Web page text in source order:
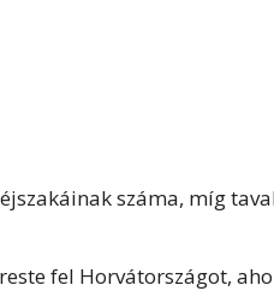
száma, míg
fel Horvátországot,